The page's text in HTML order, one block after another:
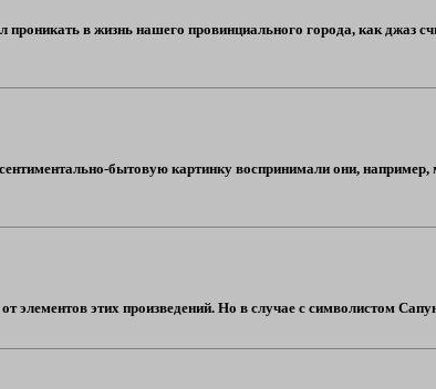
проникать в жизнь нашего провинциального города, как джаз
бытовую картинку воспринимали они, например,
элементов этих произведений. Но в случае с символистом